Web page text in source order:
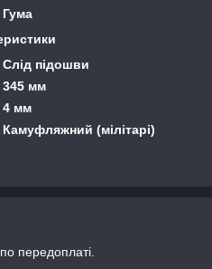
Гума
Слід підошви
345 мм
4 мм
Камуфляжний (мілітарі)
передоплаті.